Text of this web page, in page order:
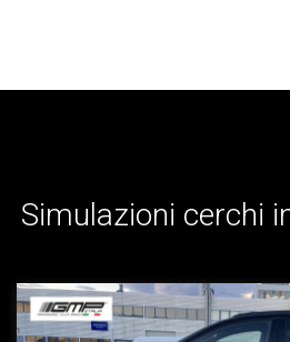
Simulazioni cerchi